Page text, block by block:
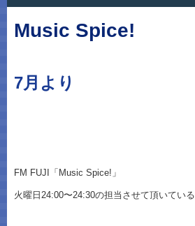
Music Spice!
7月より
FM FUJI「Music Spice!」
火曜日24:00〜24:30の担当させて頂いている